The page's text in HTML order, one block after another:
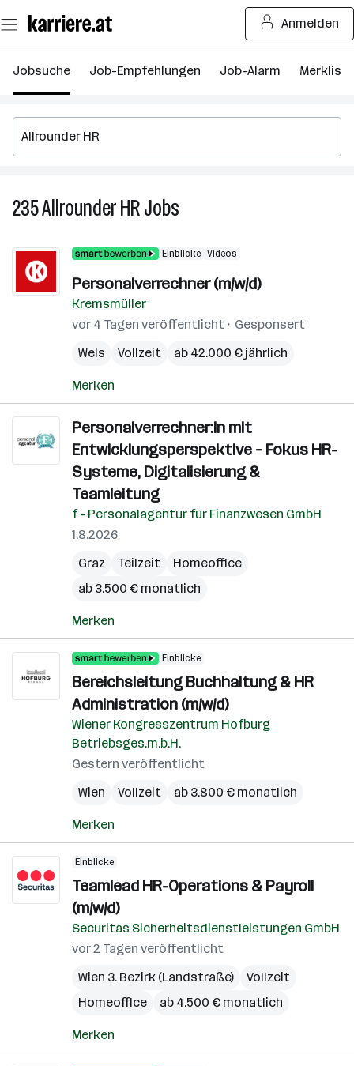
Seiteninhalt
springen
Anmelden
Jobsuche Job-Empfehlungen Job-Alarm Merkliste
235Allrounder HRJobs
Jobs
Einblicke Videos
Personalverrechner (m/w/d)
Kremsmüller
vor 4 Tagen veröffentlicht
Gesponsert
Wels
Vollzeit ab 42.000 € jährlich
Merken
Personalverrechner:in mit
Entwicklungsperspektive – Fokus HR-
Systeme, Digitalisierung &
Teamleitung
f - Personalagentur für Finanzwesen GmbH
1.8.2026
Graz
Teilzeit
Homeoffice
ab 3.500 € monatlich
Merken
Einblicke
Bereichsleitung Buchhaltung & HR
Administration (m/w/d)
Wiener Kongresszentrum Hofburg
Betriebsges.m.b.H.
Gestern veröffentlicht
Wien
Vollzeit ab 3.800 € monatlich
Merken
Einblicke
Teamlead HR-Operations & Payroll
(m/w/d)
Securitas Sicherheitsdienstleistungen GmbH
vor 2 Tagen veröffentlicht
Wien 3. Bezirk (Landstraße)
Vollzeit
Homeoffice
ab 4.500 € monatlich
Merken